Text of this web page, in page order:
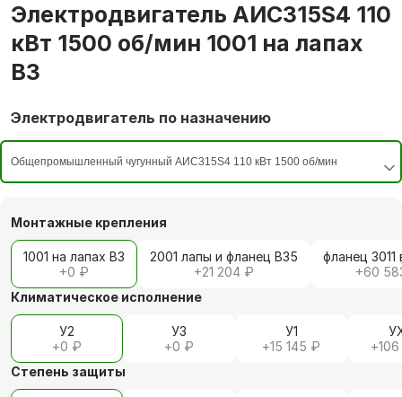
Электродвигатель АИС315S4 110
кВт 1500 об/мин 1001 на лапах
В3
Электродвигатель по назначению
Монтажные крепления
1001 на лапах В3
+0 ₽
2001 лапы и фланец В35
+21 204 ₽
фланец 3011
+60
Климатическое исполнение
У2
+0 ₽
У3
+0 ₽
У1
+15 145 ₽
+
Степень защиты